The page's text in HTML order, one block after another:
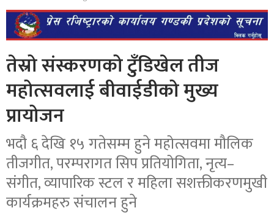
तेस्रो संस्करणको टुँडिखेल तीज
महोत्सवलाई बीवाईडीको मुख्य
प्रायोजन
भदौ ६ देखि १५ गतेसम्म हुने महोत्सवमा मौलिक
तीजगीत, परम्परागत सिप प्रतियोगिता, नृत्य–
संगीत, व्यापारिक स्टल र महिला सशक्तीकरणमुखी
कार्यक्रमहरु संचालन हुने